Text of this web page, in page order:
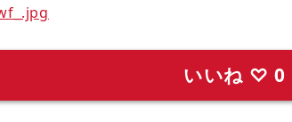
いいね ♡ 0